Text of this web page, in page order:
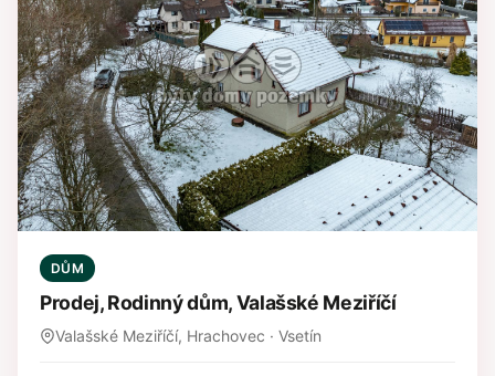
DŮM
Prodej, Rodinný dům, Valašské Meziříčí
Valašské Meziříčí, Hrachovec · Vsetín